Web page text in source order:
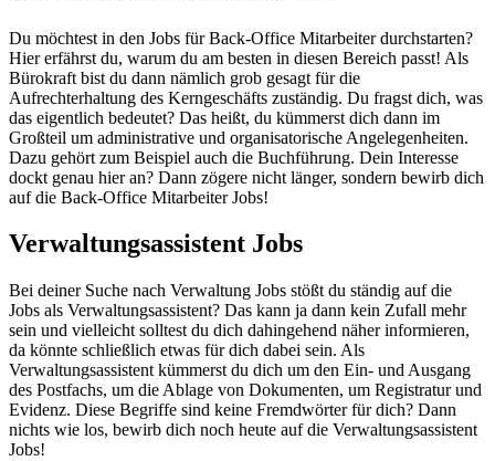
Du möchtest in den Jobs für Back-Office Mitarbeiter durchstarten?
Hier erfährst du, warum du am besten in diesen Bereich passt! Als
Bürokraft bist du dann nämlich grob gesagt für die
Aufrechterhaltung des Kerngeschäfts zuständig. Du fragst dich, was
das eigentlich bedeutet? Das heißt, du kümmerst dich dann im
Großteil um administrative und organisatorische Angelegenheiten.
Dazu gehört zum Beispiel auch die Buchführung. Dein Interesse
dockt genau hier an? Dann zögere nicht länger, sondern bewirb dich
auf die Back-Office Mitarbeiter Jobs!
Verwaltungsassistent Jobs
Bei deiner Suche nach Verwaltung Jobs stößt du ständig auf die
Jobs als Verwaltungsassistent? Das kann ja dann kein Zufall mehr
sein und vielleicht solltest du dich dahingehend näher informieren,
da könnte schließlich etwas für dich dabei sein. Als
Verwaltungsassistent kümmerst du dich um den Ein- und Ausgang
des Postfachs, um die Ablage von Dokumenten, um Registratur und
Evidenz. Diese Begriffe sind keine Fremdwörter für dich? Dann
nichts wie los, bewirb dich noch heute auf die Verwaltungsassistent
Jobs!